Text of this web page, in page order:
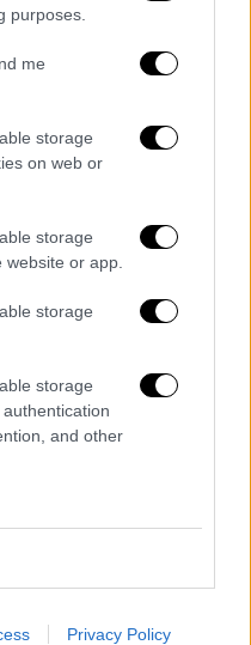
purposes.
me
storage
on web or
storage
or app.
storage
storage
and other
Privacy Policy
Αιγαίο